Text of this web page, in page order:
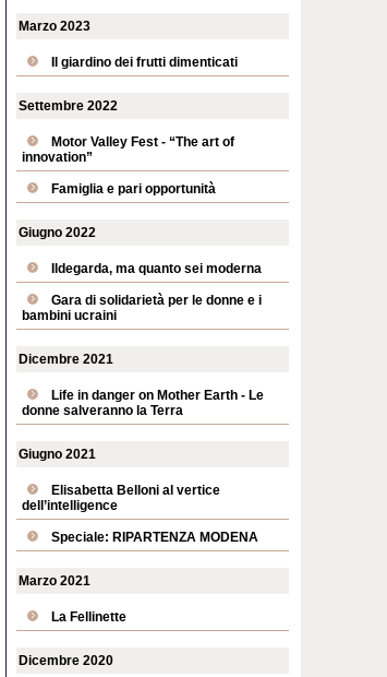
Marzo 2023
Il giardino dei frutti dimenticati
Settembre 2022
Motor Valley Fest - “The art of
innovation”
Famiglia e pari opportunità
Giugno 2022
Ildegarda, ma quanto sei moderna
Gara di solidarietà per le donne e i
bambini ucraini
Dicembre 2021
Life in danger on Mother Earth - Le
donne salveranno la Terra
Giugno 2021
Elisabetta Belloni al vertice
dell’intelligence
Speciale: RIPARTENZA MODENA
Marzo 2021
La Fellinette
Dicembre 2020